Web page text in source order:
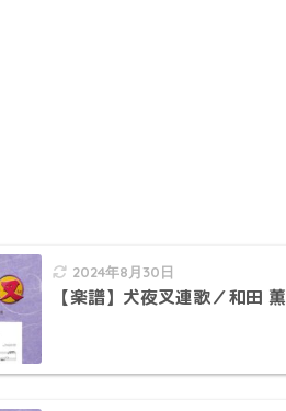
2024年8月30日
【楽譜】犬夜叉連歌／和田 薫